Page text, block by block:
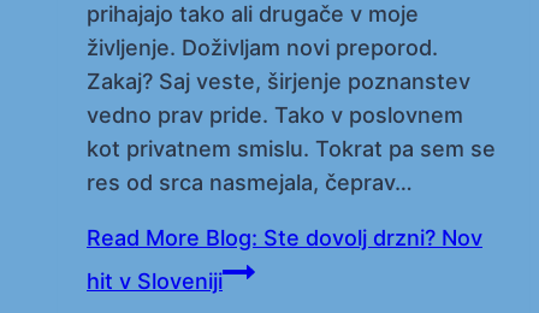
prihajajo tako ali drugače v moje
življenje. Doživljam novi preporod.
Zakaj? Saj veste, širjenje poznanstev
vedno prav pride. Tako v poslovnem
kot privatnem smislu. Tokrat pa sem se
res od srca nasmejala, čeprav…
Read More Blog: Ste dovolj drzni? Nov
hit v Sloveniji